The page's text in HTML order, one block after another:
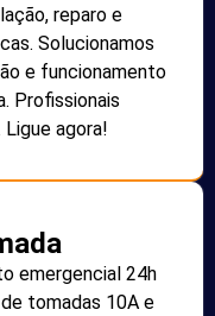
reparo e
Solucionamos
e funcionamento
Profissionais
agora!
emergencial 24h
tomadas 10A e